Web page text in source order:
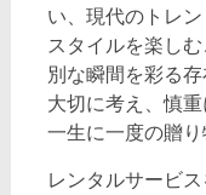
い、現代のトレ
スタイルを楽し
別な瞬間を彩る
大切に考え、慎
一生に一度の贈り
レンタルサービ